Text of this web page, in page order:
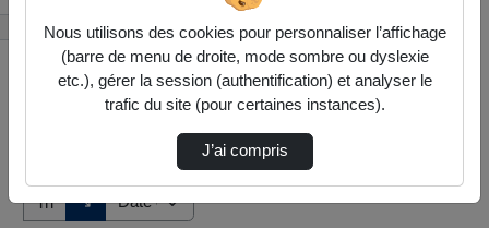
Accueil Vidéos
Tri ↘
Nous utilisons des cookies pour personnaliser l’affichage
(barre de menu de droite, mode sombre ou dyslexie
etc.), gérer la session (authentification) et analyser le
trafic du site (pour certaines instances).
J’ai compris